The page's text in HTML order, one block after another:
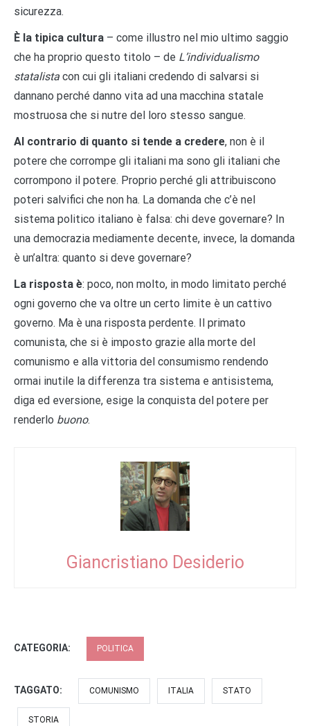
sicurezza.
È la tipica cultura – come illustro nel mio ultimo saggio
che ha proprio questo titolo – de L’individualismo
statalista con cui gli italiani credendo di salvarsi si
dannano perché danno vita ad una macchina statale
mostruosa che si nutre del loro stesso sangue.
Al contrario di quanto si tende a credere, non è il
potere che corrompe gli italiani ma sono gli italiani che
corrompono il potere. Proprio perché gli attribuiscono
poteri salvifici che non ha. La domanda che c’è nel
sistema politico italiano è falsa: chi deve governare? In
una democrazia mediamente decente, invece, la domanda
è un’altra: quanto si deve governare?
La risposta è: poco, non molto, in modo limitato perché
ogni governo che va oltre un certo limite è un cattivo
governo. Ma è una risposta perdente. Il primato
comunista, che si è imposto grazie alla morte del
comunismo e alla vittoria del consumismo rendendo
ormai inutile la differenza tra sistema e antisistema,
diga ed eversione, esige la conquista del potere per
renderlo buono.
Giancristiano Desiderio
CATEGORIA: POLITICA
TAGGATO: COMUNISMO ITALIA STATO
STORIA